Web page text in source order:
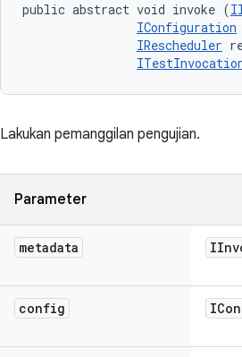
public abstract void invoke (
IConfiguration
IRescheduler
Lakukan pemanggilan pengujian.
Parameter
metadata
config